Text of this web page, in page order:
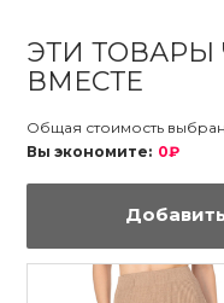
ЭТИ
ВМЕСТЕ
Общая стоимость
Вы экономите: 0₽